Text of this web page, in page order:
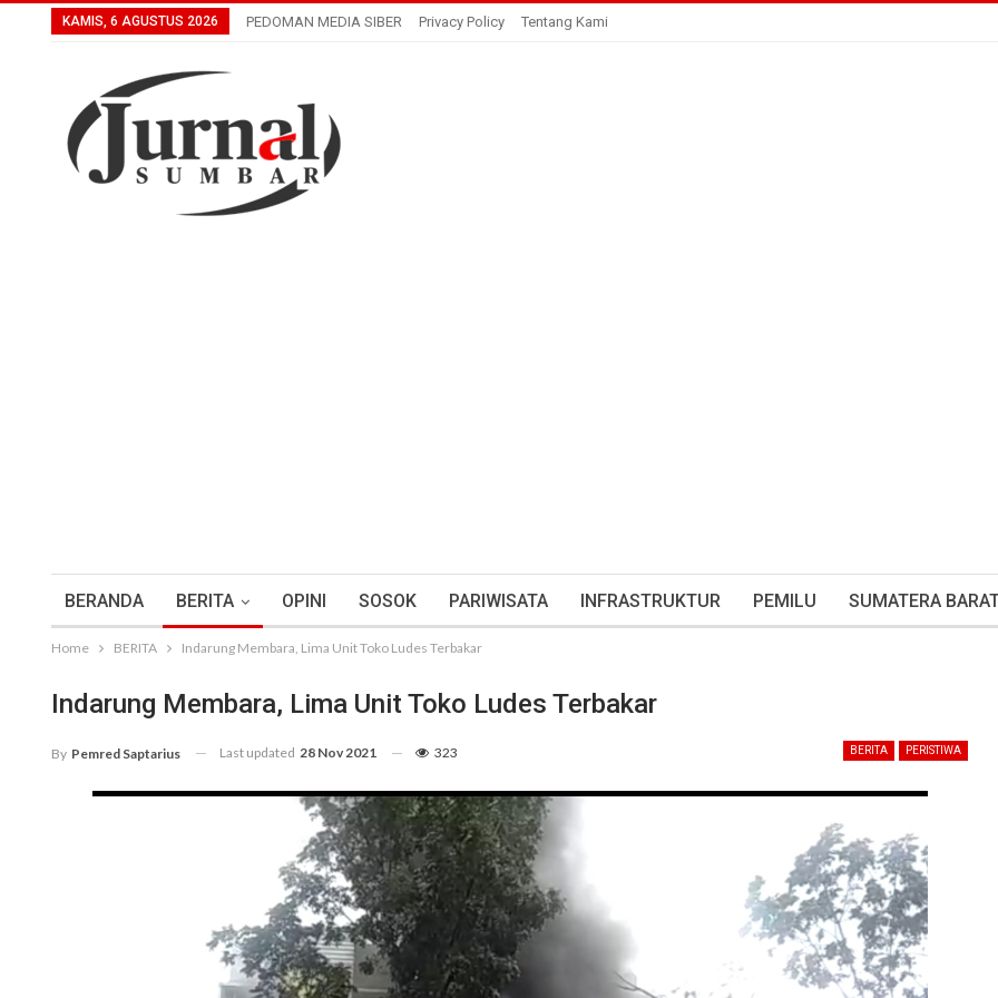
KAMIS, 6 AGUSTUS 2026 PEDOMAN MEDIA SIBER Privacy Policy Tentang Kami
BERANDA BERITA OPINI SOSOK PARIWISATA INFRASTRUKTUR PEMILU SUMATERA
Home BERITA Indarung Membara, Lima Unit Toko Ludes Terbakar
Indarung Membara, Lima Unit Toko Ludes Terbakar
BERITA PERISTIWA
By Pemred Saptarius Last updated 28 Nov 2021 323